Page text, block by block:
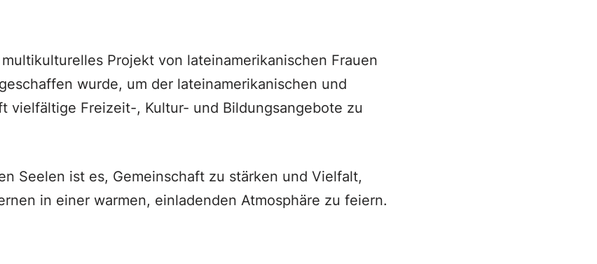
Projekt von lateinamerikanischen Frauen
wurde, um der lateinamerikanischen und
vielfältige Freizeit-, Kultur- und Bildungsangebote zu
Seelen ist es, Gemeinschaft zu stärken und Vielfalt,
in einer warmen, einladenden Atmosphäre zu feiern.